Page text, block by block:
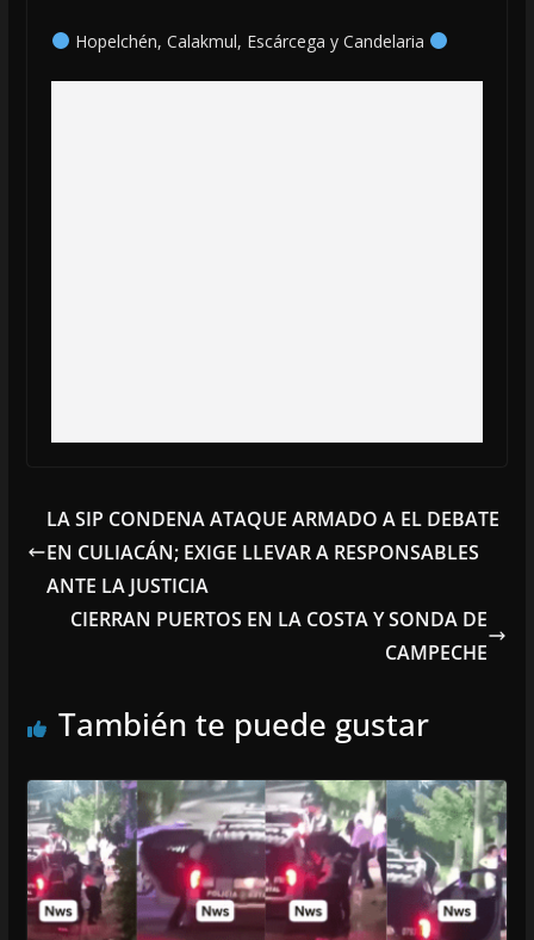
Hopelchén, Calakmul, Escárcega y Candelaria
LA SIP CONDENA ATAQUE ARMADO A EL DEBATE
EN CULIACÁN; EXIGE LLEVAR A RESPONSABLES
ANTE LA JUSTICIA
CIERRAN PUERTOS EN LA COSTA Y SONDA DE
CAMPECHE
También te puede gustar